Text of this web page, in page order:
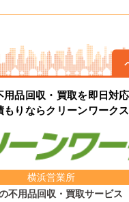
用品回収・買取を即日対応
もりならクリーンワークス
横浜営業所
不用品回収・買取サービス